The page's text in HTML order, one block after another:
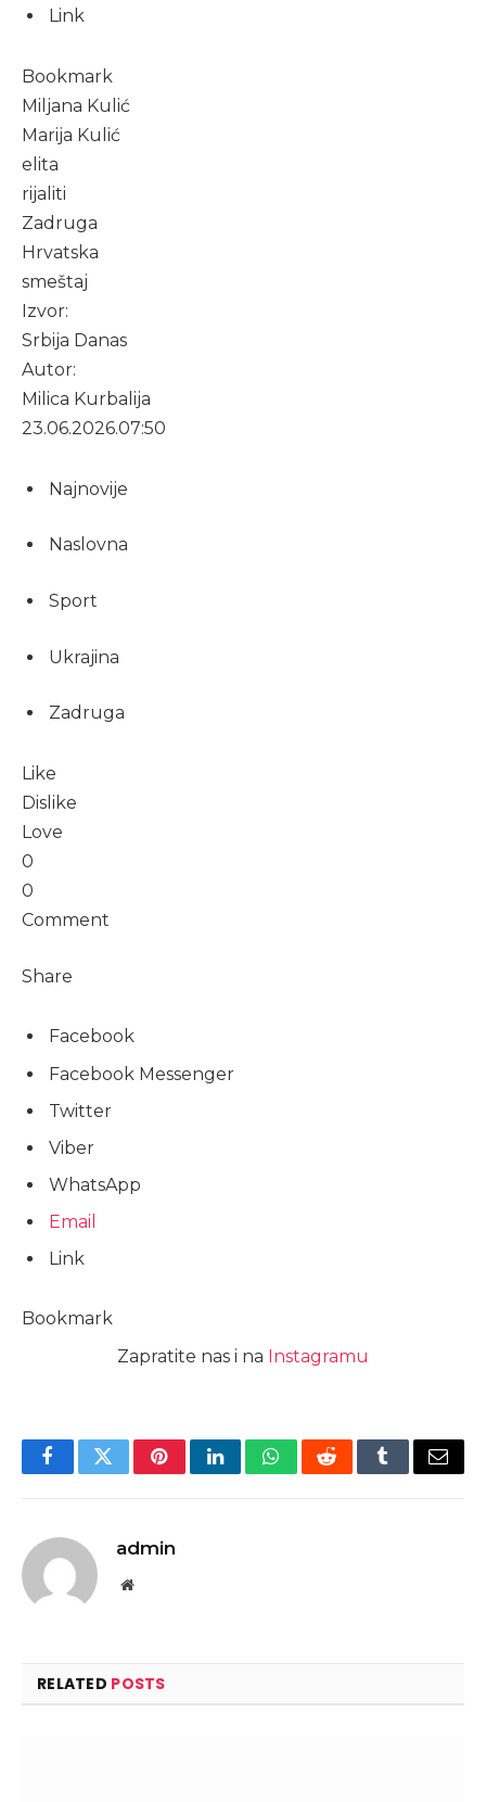
Link
Bookmark
Miljana Kulić
Marija Kulić
elita
rijaliti
Zadruga
Hrvatska
smeštaj
Izvor:
Srbija Danas
Autor:
Milica Kurbalija
23.06.2026.07:50
Najnovije
Naslovna
Sport
Ukrajina
Zadruga
Like
Dislike
Love
0
0
Comment
Share
Facebook
Facebook Messenger
Twitter
Viber
WhatsApp
Email
Link
Bookmark
Zapratite nas i na Instagramu
FacebookTwitterPinterestLinkedInWhatsAppRedditTumblrEmail
admin
Website
RELATED POSTS